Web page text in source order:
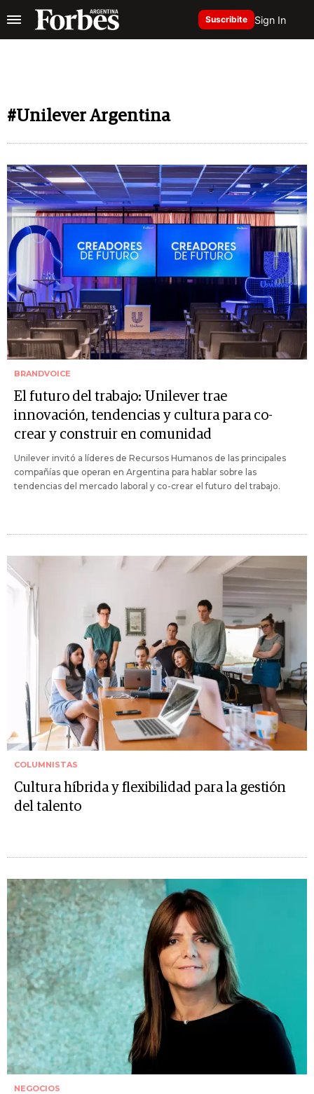
Suscribite Sign In
#Unilever Argentina
BRANDVOICE
El futuro del trabajo: Unilever trae
innovación, tendencias y cultura para co-
crear y construir en comunidad
Unilever invitó a líderes de Recursos Humanos de las principales
compañías que operan en Argentina para hablar sobre las
tendencias del mercado laboral y co-crear el futuro del trabajo.
COLUMNISTAS
Cultura híbrida y flexibilidad para la gestión
del talento
NEGOCIOS